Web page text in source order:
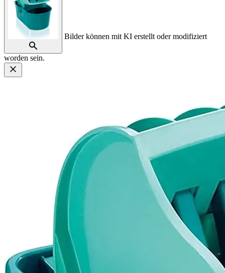
Bilder können mit KI erstellt oder modifiziert
worden sein.